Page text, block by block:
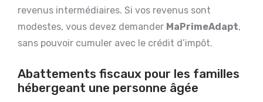
revenus intermédiaires. Si vos revenus sont
modestes, vous devez demander MaPrimeAdapt,
sans pouvoir cumuler avec le crédit d’impôt.
Abattements fiscaux pour les familles
hébergeant une personne âgée